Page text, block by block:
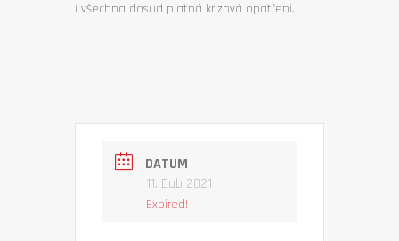
i všechna dosud platná krizová opatření.
DATUM
11. Dub 2021
Expired!